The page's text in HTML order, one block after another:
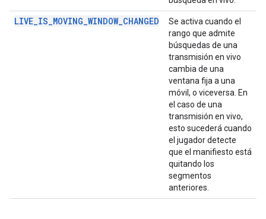
LIVE_IS_MOVING_WINDOW_CHANGED
Se activa cuando el
rango que admite
búsquedas de una
transmisión en vivo
cambia de una
ventana fija a una
móvil, o viceversa. En
el caso de una
transmisión en vivo,
esto sucederá cuando
el jugador detecte
que el manifiesto está
quitando los
segmentos
anteriores.